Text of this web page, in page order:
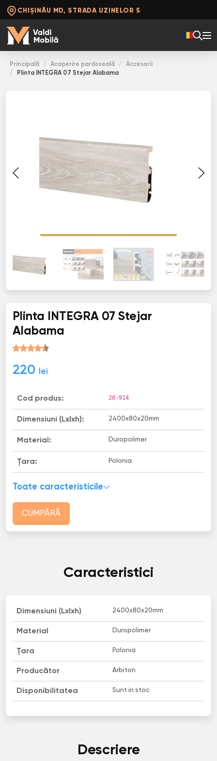
CHIȘINĂU MD, STRADA UZINELOR 5
Principală Acoperire pardoseală
Accesorii
Plinta INТЕGRА 07 Stejar Alabama
Plinta INТЕGRА 07 Stejar
Alabama
220 lei
Cod produs: 28-914
Dimensiuni (Lxlxh): 2400х80х20mm
Material: Duropolimer
Țara: Polonia
Toate caracteristicile
CUMPĂRĂ
Caracteristici
Dimensiuni (Lxlxh) 2400х80х20mm
Material Duropolimer
Țara Polonia
Producător Arbiton
Disponibilitatea Sunt in stoc
Descriere